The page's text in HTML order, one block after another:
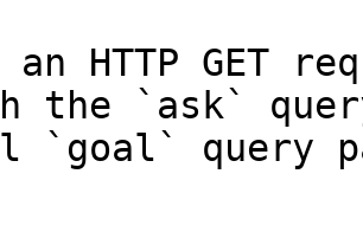
an HTTP GET
the `ask`
`goal` query